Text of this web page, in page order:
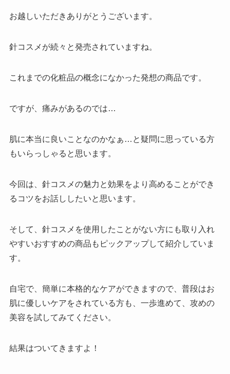
お越しいただきありがとうございます。
針コスメが続々と発売されていますね。
これまでの化粧品の概念になかった発想の商品です。
ですが、痛みがあるのでは…
肌に本当に良いことなのかなぁ…と疑問に思っている方
もいらっしゃると思います。
今回は、針コスメの魅力と効果をより高めることができ
るコツをお話ししたいと思います。
そして、針コスメを使用したことがない方にも取り入れ
やすいおすすめの商品もピックアップして紹介していま
す。
自宅で、簡単に本格的なケアができますので、普段はお
肌に優しいケアをされている方も、一歩進めて、攻めの
美容を試してみてください。
結果はついてきますよ！